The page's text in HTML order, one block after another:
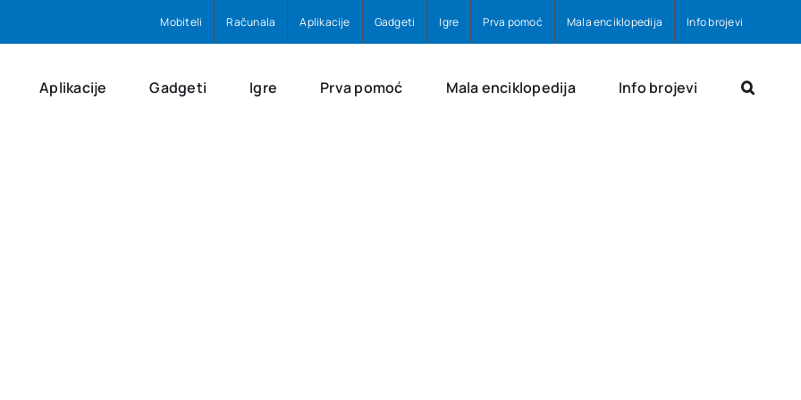
Mobiteli Računala Aplikacije Gadgeti Igre Prva pomoć Mala enciklopedija Info brojevi
Aplikacije Gadgeti Igre Prva pomoć Mala enciklopedija Info brojevi